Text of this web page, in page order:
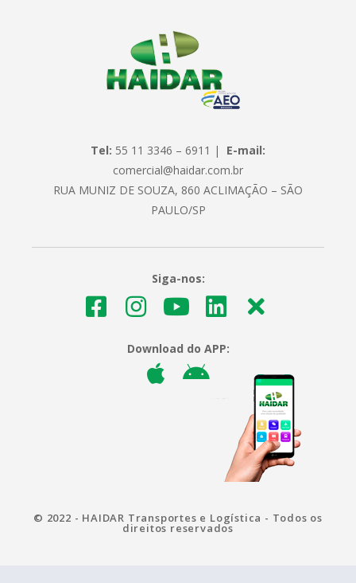
Tel: 55 11 3346 – 6911 | E-mail:
comercial@haidar.com.br
RUA MUNIZ DE SOUZA, 860 ACLIMAÇÃO – SÃO
PAULO/SP
Siga-nos:
Download do APP:
© 2022 - HAIDAR Transportes e Logística - Todos os
direitos reservados